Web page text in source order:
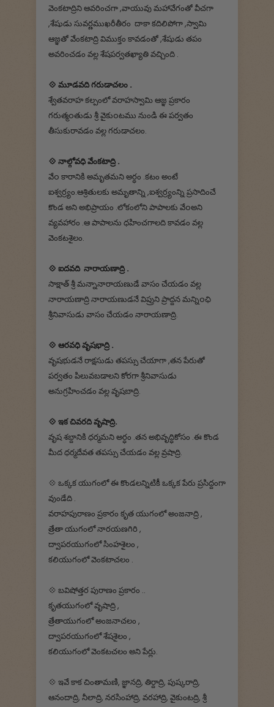
వెంకటాద్రిని ఆవరించగా ,వాయువు మహావేగంతో వీచగా
,శేషుడు సువర్ణముఖరీతీరం దాకా కదిలిపోగా ,స్వామి
ఆజ్ఞతో వేంకటాద్రి విముక్తం కావడంతో ,శేషుడు తపం
అవరించడం వల్ల శేషపర్వతఖ్యాతి వచ్చింది .
💠 మూడవది గరుడాచలం .
శ్వేతవరాహ కల్పంలో వరాహస్వామి ఆజ్ఞ ప్రకారం
గరుత్మoతుడు శ్రీ వైకుoటము నుండి ఈ పర్వతం
తీసుకురావడం వల్ల గరుడాచలం.
💠 నాల్గోవధి వేంకటాద్రి .
వేo కారానికి అమృతమని అర్ధం .కటం అంటే
ఐశ్వర్ర్యం.ఆశ్రితులకు అమృతాన్ని ,ఐశ్వర్ర్యంన్ని ప్రసాదించే
కొండ అని అభిప్రాయం .లోకంలోని పాపాలకు వేoఅని
వ్యవహారం .ఆ పాపాలను ధహించగాలది కావడం వల్ల
వెంకటశైలం.
💠 ఐదవది నారాయణాద్రి .
సాక్షాత్ శ్రీ మన్నానారాయణుడే వాసం చేయడం వల్ల
నారాయణాద్రి నారాయణుడనే విప్రుని ప్రాద్దన మన్నిoఛి
శ్రీనివాసుడు వాసం చేయడం నారాయణాద్రి.
💠 ఆరవధి వృషభాద్రి .
వృషభుడనే రాక్షసుడు తపస్సు చేయాగా ,తన పేరుతో
పర్వతం పిలువబడాలని కోరగా శ్రీనివాసుడు
అనుగ్రహించడం వల్ల వృషబాద్రి.
💠 ఇక చివరది వృషాద్రి.
వృష శబ్దానికి ధర్మమని అర్ధం .తన అభివృద్ధికోసం .ఈ కొండ
మీద ధర్మదేవత తపస్సు చేయడం వల్ల వ్రషాద్రి.
💠 ఒక్కక యుగంలో ఈ కొండలన్నిటికీ ఒక్కక పేరు ప్రసిద్దంగా
వుండేది .
వరాహపురాణం ప్రకారం కృత యుగంలో అంజనాద్రి ,
త్రేతా యుగంలో నారయణగిరి ,
ద్వాపరయుగంలో సింహశైలం ,
కలియుగంలో వెంకటాచలం .
💠 బవిషోత్తర పురాణం ప్రకారం ..
కృతయుగంలో వృషాద్రి ,
త్రేతాయుగంలో అంజనాచలం ,
ద్వాపరయుగంలో శేషశైలం ,
కలియుగంలో వెంకటచలం అని పేర్లు.
💠 ఇవే కాక చింతామణి, జ్ఞానద్రి, తిర్దాద్రి, పుష్కరాద్రి,
ఆనందాద్రి, నీలాద్రి, నరసింహాద్రి, వరహాద్రి, వైకుంటద్రి, శ్రీ